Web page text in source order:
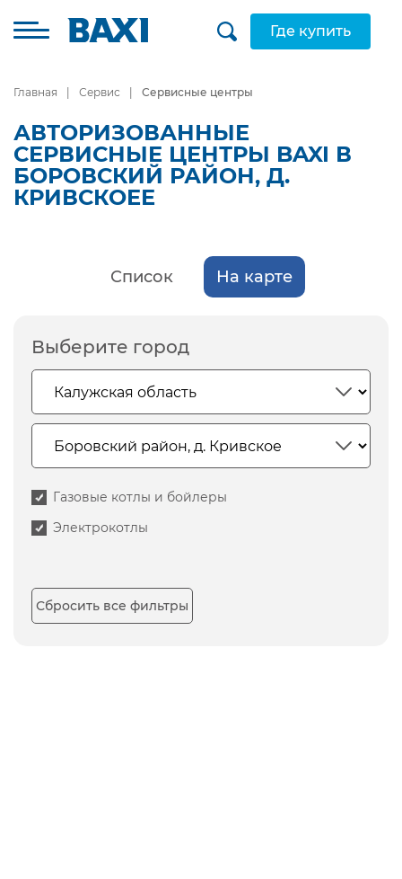
Где купить
Главная Сервис Сервисные центры
АВТОРИЗОВАННЫЕ
СЕРВИСНЫЕ ЦЕНТРЫ BAXI В
БОРОВСКИЙ РАЙОН, Д.
КРИВСКОЕЕ
Список На карте
Выберите город
Газовые котлы и бойлеры
Электрокотлы
Сбросить все фильтры